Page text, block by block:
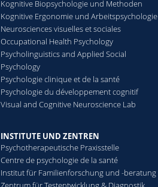
Kognitive Biopsychologie und Methoden
Kognitive Ergonomie und Arbeitspsychologie
Neurosciences visuelles et sociales
Occupational Health Psychology
Psycholinguistics and Applied Social
Psychology
Psychologie clinique et de la santé
Psychologie du développement cognitif
Visual and Cognitive Neuroscience Lab
INSTITUTE UND ZENTREN
Psychotherapeutische Praxisstelle
Centre de psychologie de la santé
Institut für Familienforschung und -beratung